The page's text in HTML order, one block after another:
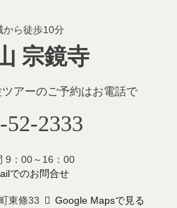
から徒歩10分
宗鏡寺
アーのご予約はお電話で
52-2333
9：00～16：00
でのお問合せ
東條33 Google Mapsで見る